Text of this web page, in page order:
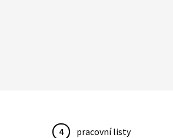
4 pracovní listy